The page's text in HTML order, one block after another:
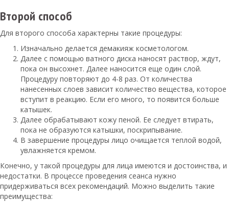
Второй способ
Для второго способа характерны такие процедуры:
Изначально делается демакияж косметологом.
Далее с помощью ватного диска наносят раствор, ждут,
пока он высохнет. Далее наносится еще один слой.
Процедуру повторяют до 4-8 раз. От количества
нанесенных слоев зависит количество вещества, которое
вступит в реакцию. Если его много, то появится больше
катышек.
Далее обрабатывают кожу пеной. Ее следует втирать,
пока не образуются катышки, поскрипывание.
В завершение процедуры лицо очищается теплой водой,
увлажняется кремом.
Конечно, у такой процедуры для лица имеются и достоинства, и
недостатки. В процессе проведения сеанса нужно
придерживаться всех рекомендаций. Можно выделить такие
преимущества: